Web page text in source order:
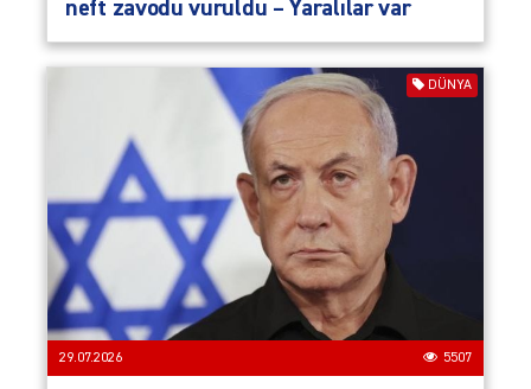
neft zavodu vuruldu – Yaralılar var
DÜNYA
29.07.2026 5507